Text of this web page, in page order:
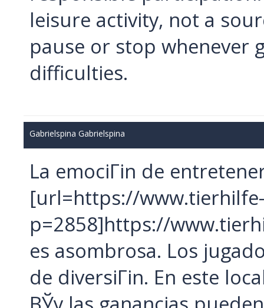
leisure activity, not a
pause or stop whenever
difficulties.
Gabrielspina Gabrielspina
La emociГіn de
[url=https://
p=2858]https://
es asombrosa. Los
de diversiГіn. En este